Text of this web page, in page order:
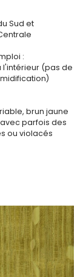
Sud et
:
l'intérieur (pas de
brun jaune
parfois des
ou violacés